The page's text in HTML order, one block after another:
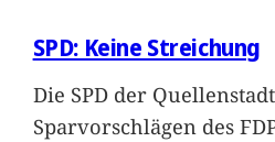
SPD: Keine Streichung
Die SPD der
Sparvorschlägen des